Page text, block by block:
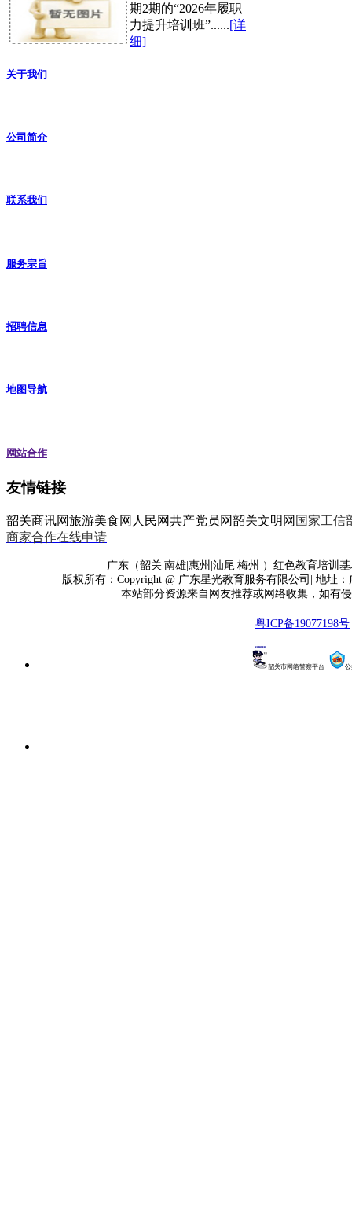
期2期的“2026年履职
力提升培训班”......[详
细]
关于我们
公司简介
联系我们
服务宗旨
招聘信息
地图导航
网站合作
友情链接
韶关商讯网旅游美食网 人民网共产党员网韶关文明网 国家工信
商家合作在线申请
广东（韶关|南雄|惠州|汕尾|梅州 ）红色教育培训
版权所有：Copyright @ 广东星光教育服务有限公司| 地址
本站部分资源来自网友推荐或网络收集，如有
粤ICP备19077198号
韶关市网络警察平台 公